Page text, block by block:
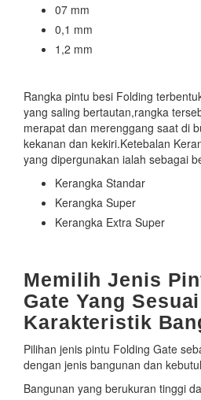
07 mm
0,1 mm
1,2 mm
Rangka pintu besi Folding
yang saling bertautan,rangka
merapat dan merenggang saat di
kekanan dan kekiri.Ketebalan
yang dipergunakan ialah sebagai
Kerangka Standar
Kerangka Super
Kerangka Extra Super
Memilih Jenis
Gate Yang
Karakteristik
Pilihan jenis pintu Folding Gate
dengan jenis bangunan dan
Bangunan yang berukuran tinggi